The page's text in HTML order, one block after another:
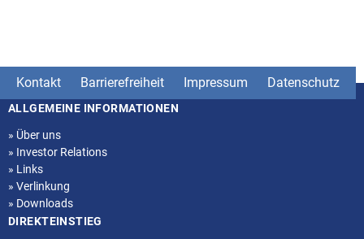
Kontakt Barrierefreiheit Impressum Datenschutz
Seitenstruktur
ALLGEMEINE INFORMATIONEN
» Über uns
» Investor Relations
» Links
» Verlinkung
» Downloads
DIREKTEINSTIEG